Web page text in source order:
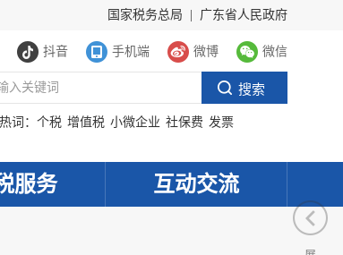
国家税务总局 广东省人民政府
抖音 手机端 微博 微信
词： 个税 增值税 小微企业 社保费 发票
服务 互动交流